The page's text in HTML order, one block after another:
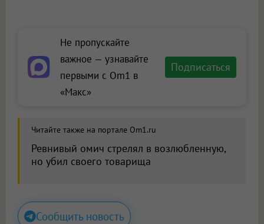
Не пропускайте
важное — узнавайте
первыми с Om1 в
«Макс»
Подписаться
Читайте также на портале Om1.ru
Ревнивый омич стрелял в возлюбленную,
но убил своего товарища
Сообщить новость